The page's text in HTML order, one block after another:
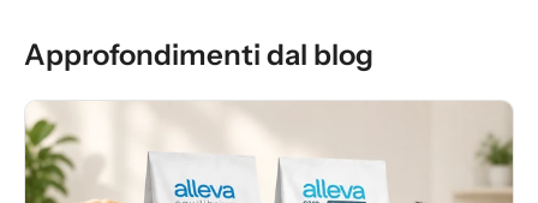
Approfondimenti dal blog